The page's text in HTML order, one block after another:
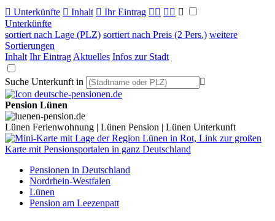
 Unterkünfte  Inhalt  Ihr Eintrag   
Unterkünfte
sortiert nach Lage (PLZ) sortiert nach Preis (2 Pers.) weitere
Sortierungen
Inhalt Ihr Eintrag Aktuelles Infos zur Stadt
Suche Unterkunft in 
Pension Lünen
Lünen Ferienwohnung | Lünen Pension | Lünen Unterkunft
Pensionen in Deutschland
Nordrhein-Westfalen
Lünen
Pension am Leezenpatt